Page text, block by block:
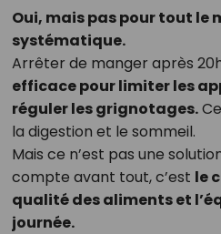
Oui, mais pas pour tout le
systématique.
Arrêter de manger après
efficace pour limiter les
réguler les grignotages.
la digestion et le sommeil.
Mais ce n’est pas une
compte avant tout, c’est le
qualité des aliments et
journée.